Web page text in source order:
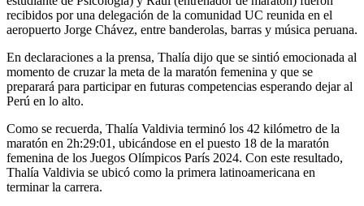
recibidos por una delegación de la comunidad UC reunida en el
aeropuerto Jorge Chávez, entre banderolas, barras y música peruana.
En declaraciones a la prensa, Thalía dijo que se sintió emocionada al
momento de cruzar la meta de la maratón femenina y que se
preparará para participar en futuras competencias esperando dejar al
Perú en lo alto.
Como se recuerda, Thalía Valdivia terminó los 42 kilómetro de la
maratón en 2h:29:01, ubicándose en el puesto 18 de la maratón
femenina de los Juegos Olímpicos París 2024. Con este resultado,
Thalía Valdivia se ubicó como la primera latinoamericana en
terminar la carrera.